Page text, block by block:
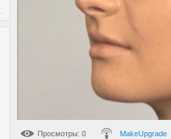
Просмотры: 0 MakeUpgrade